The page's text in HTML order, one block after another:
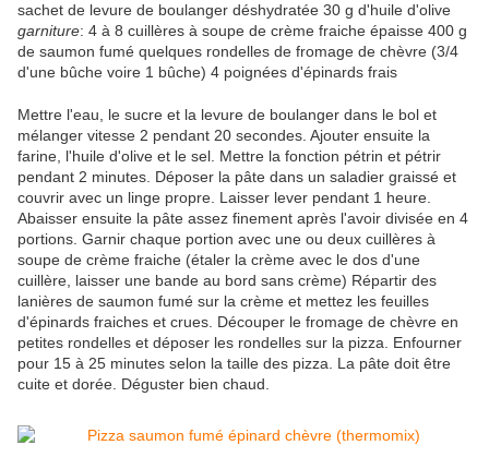
sachet de levure de boulanger déshydratée 30 g d'huile d'olive
garniture: 4 à 8 cuillères à soupe de crème fraiche épaisse 400 g
de saumon fumé quelques rondelles de fromage de chèvre (3/4
d'une bûche voire 1 bûche) 4 poignées d'épinards frais
Mettre l'eau, le sucre et la levure de boulanger dans le bol et
mélanger vitesse 2 pendant 20 secondes. Ajouter ensuite la
farine, l'huile d'olive et le sel. Mettre la fonction pétrin et pétrir
pendant 2 minutes. Déposer la pâte dans un saladier graissé et
couvrir avec un linge propre. Laisser lever pendant 1 heure.
Abaisser ensuite la pâte assez finement après l'avoir divisée en 4
portions. Garnir chaque portion avec une ou deux cuillères à
soupe de crème fraiche (étaler la crème avec le dos d'une
cuillère, laisser une bande au bord sans crème) Répartir des
lanières de saumon fumé sur la crème et mettez les feuilles
d'épinards fraiches et crues. Découper le fromage de chèvre en
petites rondelles et déposer les rondelles sur la pizza. Enfourner
pour 15 à 25 minutes selon la taille des pizza. La pâte doit être
cuite et dorée. Déguster bien chaud.